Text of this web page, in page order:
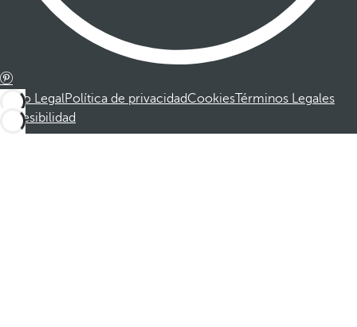
Aviso LegalPolítica de privacidadCookiesTérminos Legales
Accesibilidad